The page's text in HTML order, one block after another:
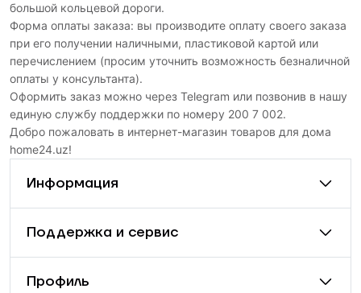
большой кольцевой дороги.
Форма оплаты заказа: вы производите оплату своего заказа
при его получении наличными, пластиковой картой или
перечислением (просим уточнить возможность безналичной
оплаты у консультанта).
Оформить заказ можно через Telegram или позвонив в нашу
единую службу поддержки по номеру 200 7 002.
Добро пожаловать в интернет-магазин товаров для дома
home24.uz!
Информация
Поддержка и сервис
Профиль